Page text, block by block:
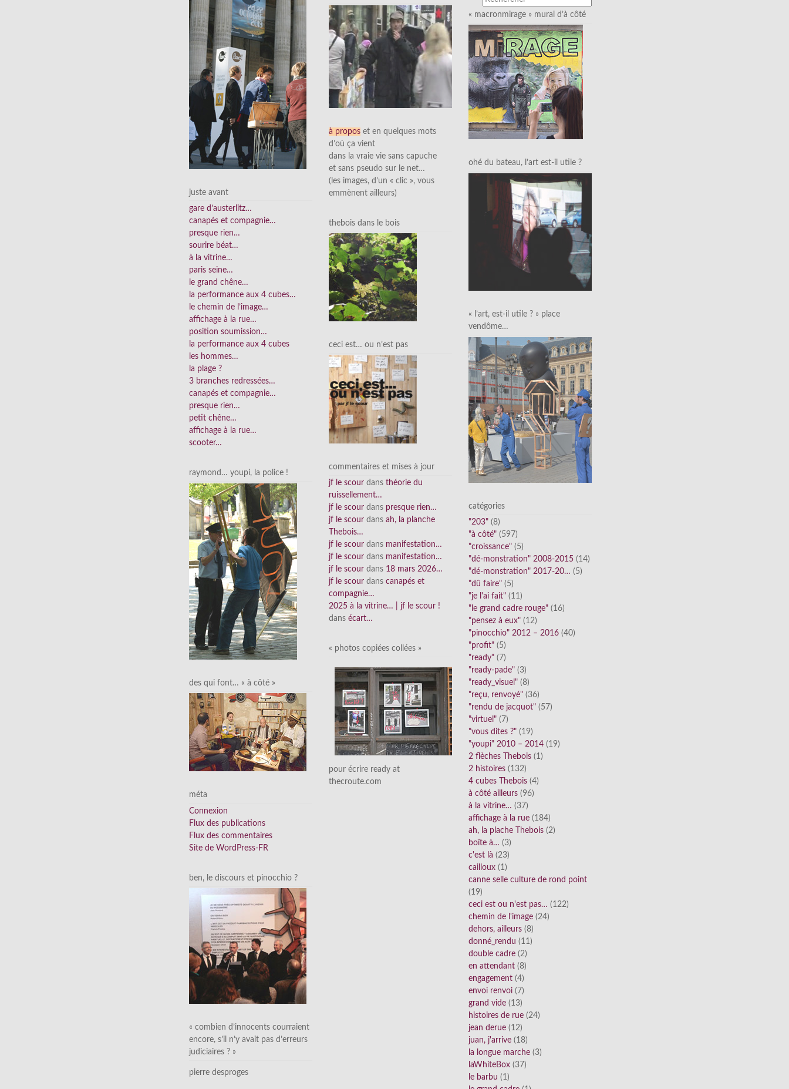
juste avant
gare d’austerlitz…
canapés et compagnie…
presque rien…
sourire béat…
à la vitrine…
paris seine…
le grand chêne…
la performance aux 4 cubes…
le chemin de l’image…
affichage à la rue…
position soumission…
la performance aux 4 cubes
les hommes…
la plage ?
3 branches redressées…
canapés et compagnie…
presque rien…
petit chêne…
affichage à la rue…
scooter…
raymond… youpi, la police !
des qui font… « à côté »
méta
Connexion
Flux des publications
Flux des commentaires
Site de WordPress-FR
ben, le discours et pinocchio ?
« combien d’innocents courraient
encore, s’il n’y avait pas d’erreurs
judiciaires ? »
pierre desproges
à propos et en quelques mots
d’où ça vient
dans la vraie vie sans capuche
et sans pseudo sur le net…
(les images, d’un « clic », vous
emmènent ailleurs)
thebois dans le bois
ceci est… ou n’est pas
commentaires et mises à jour
jf le scour dans théorie du
ruissellement…
jf le scour dans presque rien…
jf le scour dans ah, la planche
Thebois…
jf le scour dans manifestation…
jf le scour dans manifestation…
jf le scour dans 18 mars 2026…
jf le scour dans canapés et
compagnie…
2025 à la vitrine… | jf le scour !
dans écart…
« photos copiées collées »
pour écrire ready at
thecroute.com
« macronmirage » mural d’à côté
ohé du bateau, l’art est-il utile ?
« l’art, est-il utile ? » place
vendôme…
catégories
"203" (8)
"à côté" (597)
"croissance" (5)
"dé-monstration" 2008-2015 (14)
"dé-monstration" 2017-20… (5)
"dû faire" (5)
"je l'ai fait" (11)
"le grand cadre rouge" (16)
"pensez à eux" (12)
"pinocchio" 2012 – 2016 (40)
"profit" (5)
"ready" (7)
"ready-pade" (3)
"ready_visuel" (8)
"reçu, renvoyé" (36)
"rendu de jacquot" (57)
"virtuel" (7)
"vous dites ?" (19)
"youpi" 2010 – 2014 (19)
2 flèches Thebois (1)
2 histoires (132)
4 cubes Thebois (4)
à côté ailleurs (96)
à la vitrine… (37)
affichage à la rue (184)
ah, la plache Thebois (2)
boîte à… (3)
c'est là (23)
cailloux (1)
canne selle culture de rond point
(19)
ceci est ou n'est pas… (122)
chemin de l'image (24)
dehors, ailleurs (8)
donné_rendu (11)
double cadre (2)
en attendant (8)
engagement (4)
envoi renvoi (7)
grand vide (13)
histoires de rue (24)
jean derue (12)
juan, j'arrive (18)
la longue marche (3)
laWhiteBox (37)
le barbu (1)